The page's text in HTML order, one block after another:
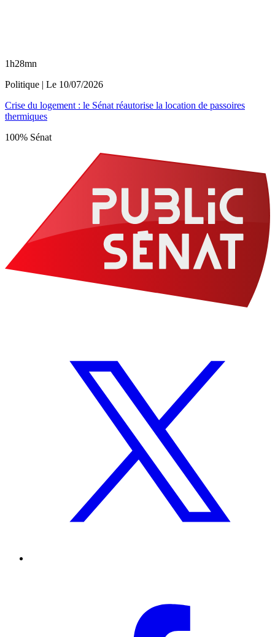
1h28mn
Politique | Le 10/07/2026
Crise du logement : le Sénat réautorise la location de passoires
thermiques
100% Sénat